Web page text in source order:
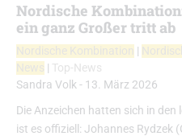
Nordische
ein ganz Großer tritt ab
|
| Top-News
Sandra Volk- 13. März 2026
Die Anzeichen hatten sich in
ist es offiziell: Johannes Rydzek